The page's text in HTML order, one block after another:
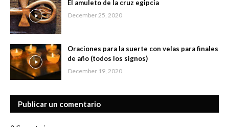
El amuleto de la cruz egipcia
December 25, 2020
Oraciones para la suerte con velas para finales
de año (todos los signos)
December 19, 2020
Publicar un comentario